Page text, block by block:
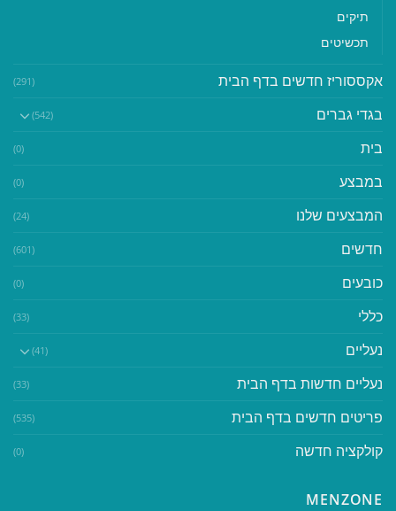
תיקים
תכשיטים
אקססוריז חדשים בדף הבית (291)
בגדי גברים (542)
בית (0)
במבצע (0)
המבצעים שלנו (24)
חדשים (601)
כובעים (0)
כללי (33)
נעליים (41)
נעליים חדשות בדף הבית (33)
פריטים חדשים בדף הבית (535)
קולקציה חדשה (0)
MENZONE